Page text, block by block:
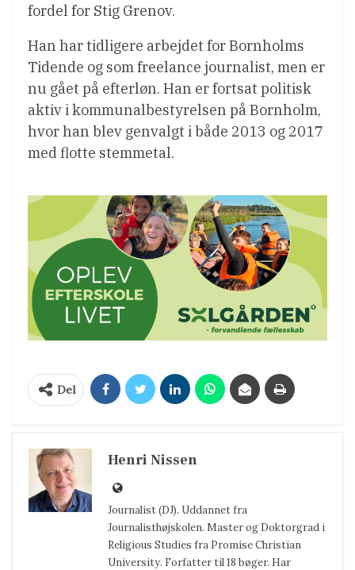
fordel for Stig Grenov.
Han har tidligere arbejdet for Bornholms
Tidende og som freelance journalist, men er
nu gået på efterløn. Han er fortsat politisk
aktiv i kommunalbestyrelsen på Bornholm,
hvor han blev genvalgt i både 2013 og 2017
med flotte stemmetal.
Del
Henri Nissen
Journalist (DJ). Uddannet fra
Journalisthøjskolen. Master og Doktorgrad i
Religious Studies fra Promise Christian
University. Forfatter til 18 bøger. Har